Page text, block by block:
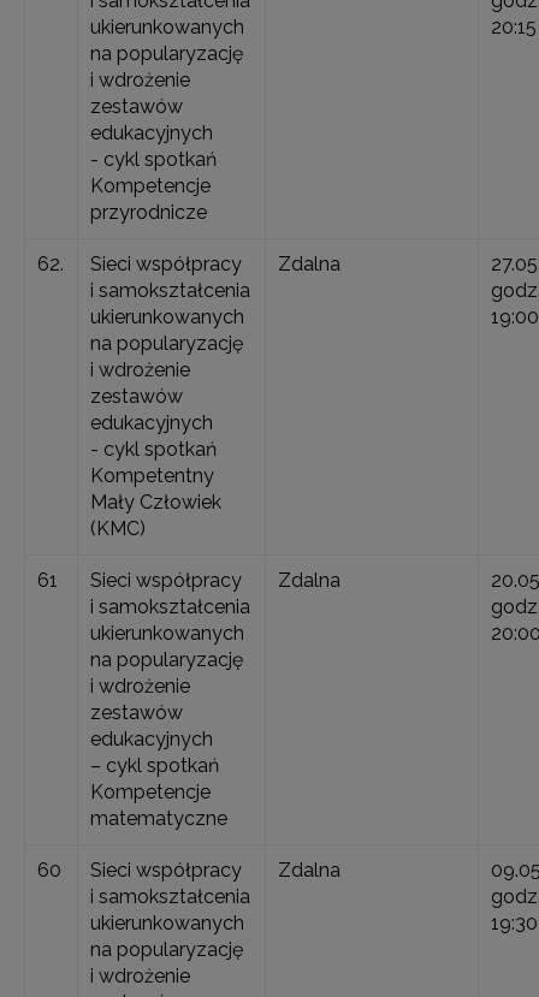
ukierunkowanych
na popularyzację
i wdrożenie
zestawów
edukacyjnych
- cykl spotkań
Kompetencje
przyrodnicze
20:15
62.
Sieci współpracy
i samokształcenia
ukierunkowanych
na popularyzację
i wdrożenie
zestawów
edukacyjnych
- cykl spotkań
Kompetentny
Mały Człowiek
(KMC)
Zdalna
19:00
61
Sieci współpracy
i samokształcenia
ukierunkowanych
na popularyzację
i wdrożenie
zestawów
edukacyjnych
– cykl spotkań
Kompetencje
matematyczne
Zdalna
60
Sieci współpracy
i samokształcenia
ukierunkowanych
na popularyzację
i wdrożenie
Zdalna
19:30